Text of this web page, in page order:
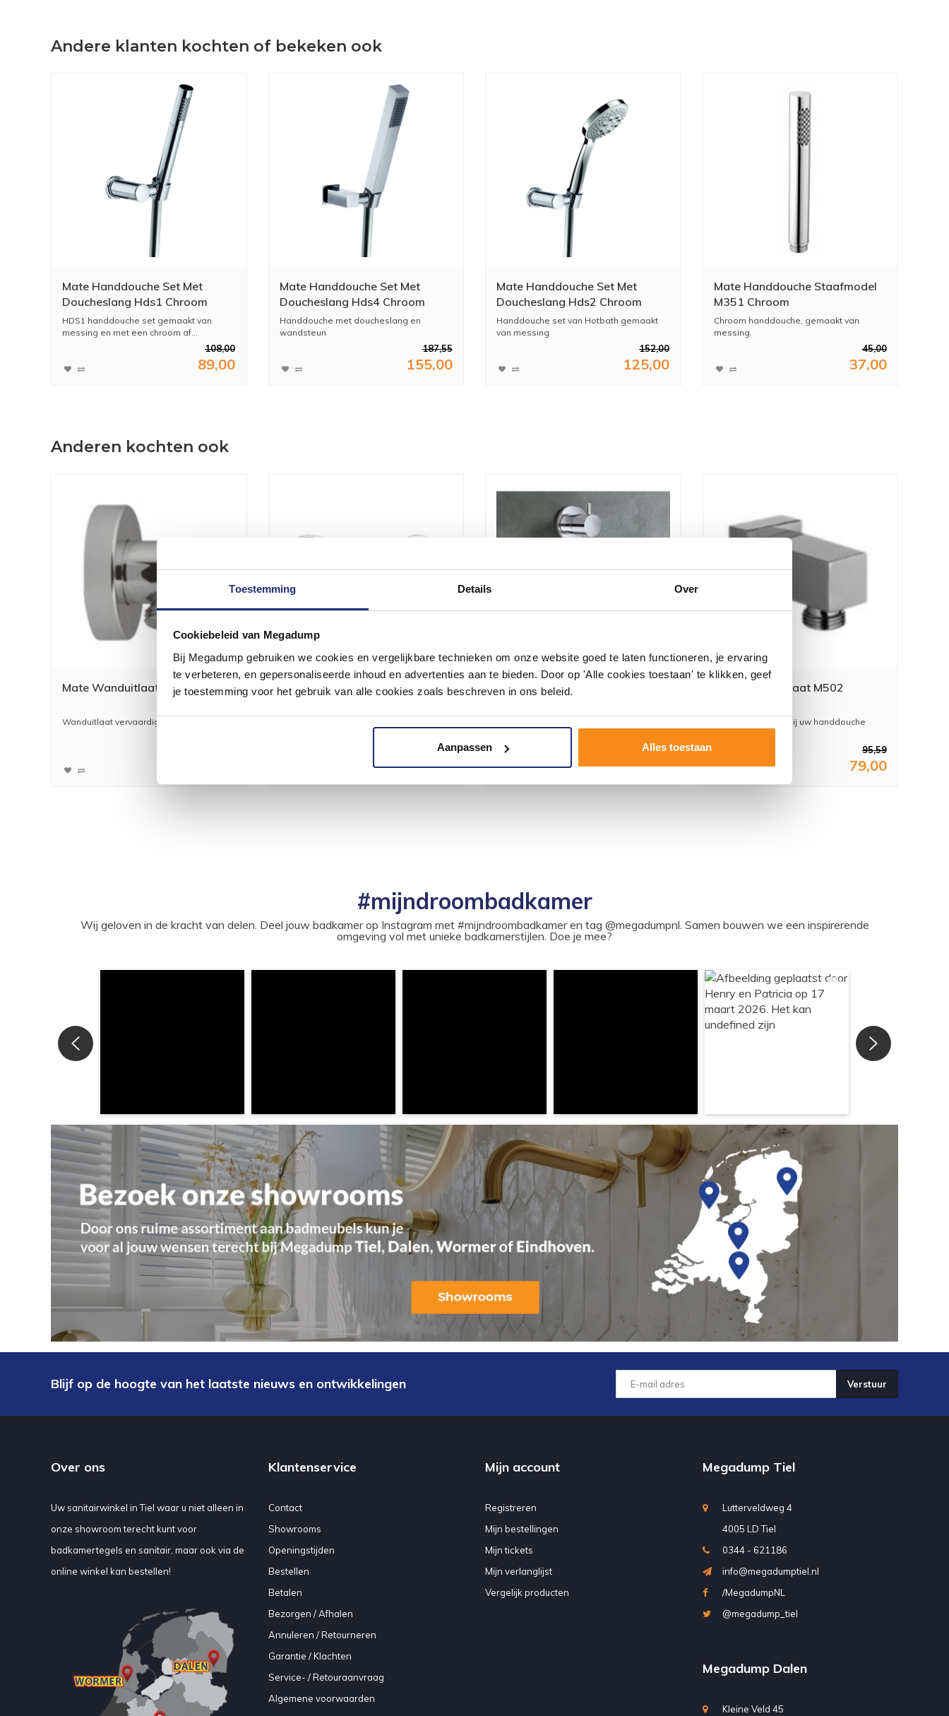
Toestemming Details Over
Cookiebeleid van Megadump
Bij Megadump gebruiken we cookies en vergelijkbare technieken om onze website goed te laten functioneren, je ervaring
te verbeteren, en gepersonaliseerde inhoud en advertenties aan te bieden. Door op 'Alle cookies toestaan' te klikken, geef
je toestemming voor het gebruik van alle cookies zoals beschreven in ons beleid.
Aanpassen Alles toestaan
Andere klanten kochten of bekeken ook
Mate Handdouche Set Met
Doucheslang Hds1 Chroom
HDS1 handdouche set gemaakt van
messing en met een chroom af...
108,00
89,00
Mate Handdouche Set Met
Doucheslang Hds4 Chroom
Handdouche met doucheslang en
wandsteun
187,55
155,00
Mate Handdouche Set Met
Doucheslang Hds2 Chroom
Handdouche set van Hotbath gemaakt
van messing
152,00
125,00
Mate Handdouche Staafmodel
M351 Chroom
Chroom handdouche, gemaakt van
messing.
45,00
37,00
Anderen kochten ook
Mate Wanduitlaat M500
Wanduitlaat vervaardigd uit messing
Mate Wandsteun Verstelbaar
123,00
102,00
Laddy Inbouw Thermostaat Met
532,40
440,00
Mate Wanduitlaat M502
Wanduitlaat voor bij uw handdouche
95,59
79,00
#mijndroombadkamer
Wij geloven in de kracht van delen. Deel jouw badkamer op Instagram met #mijndroombadkamer en tag @megadumpnl. Samen bouwen we een inspirerende
omgeving vol met unieke badkamerstijlen. Doe je mee?
Blijf op de hoogte van het laatste nieuws en ontwikkelingen Verstuur
Over ons
Uw sanitairwinkel in Tiel waar u niet alleen in
onze showroom terecht kunt voor
badkamertegels en sanitair, maar ook via de
online winkel kan bestellen!
Klantenservice
Contact
Showrooms
Openingstijden
Bestellen
Betalen
Bezorgen / Afhalen
Annuleren / Retourneren
Garantie / Klachten
Service- / Retouraanvraag
Algemene voorwaarden
Mijn account
Registreren
Mijn bestellingen
Mijn tickets
Mijn verlanglijst
Vergelijk producten
Megadump Tiel
Lutterveldweg 4
4005 LD Tiel
0344 - 621186
info@megadumptiel.nl
/MegadumpNL
@megadump_tiel
Megadump Dalen
Kleine Veld 45